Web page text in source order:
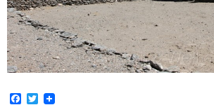
F
T